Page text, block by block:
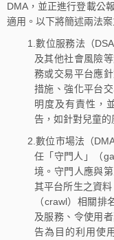
DMA，並正進行登載公
適用。以下將簡述兩法案
1.數位服務法（
及其他社會風險
務或交易平台應
措施、強化平台
明度及有責性，
告，如針對兒童的
2.數位市場法（
任「守門人」（
境。守門人應與
其平台所生之資
（crawl）相關
及服務、令使用
告為目的利用使